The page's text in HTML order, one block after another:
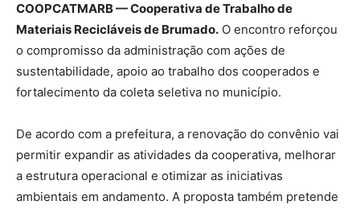
COOPCATMARB — Cooperativa de Trabalho de
Materiais Recicláveis de Brumado. O encontro reforçou
o compromisso da administração com ações de
sustentabilidade, apoio ao trabalho dos cooperados e
fortalecimento da coleta seletiva no município.
De acordo com a prefeitura, a renovação do convênio vai
permitir expandir as atividades da cooperativa, melhorar
a estrutura operacional e otimizar as iniciativas
ambientais em andamento. A proposta também pretende